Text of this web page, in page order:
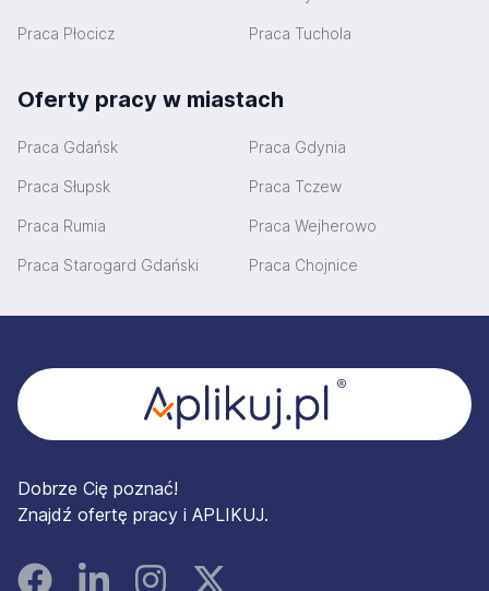
Praca Płocicz Praca Tuchola
Oferty pracy w miastach
Praca Gdańsk Praca Gdynia
Praca Słupsk Praca Tczew
Praca Rumia Praca Wejherowo
Praca Starogard Gdański Praca Chojnice
Dobrze Cię poznać!
Znajdź ofertę pracy i APLIKUJ.
FacebookLinked InInstagramInstagram